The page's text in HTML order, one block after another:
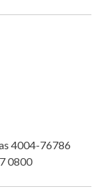
4004-76786
0800